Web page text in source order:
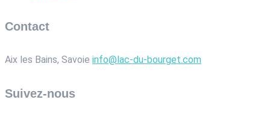
Contact
Aix les Bains, Savoie info@lac-du-bourget.com
Suivez-nous